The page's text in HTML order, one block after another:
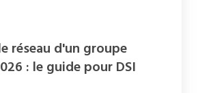
réseau d'un groupe
: le guide pour DSI